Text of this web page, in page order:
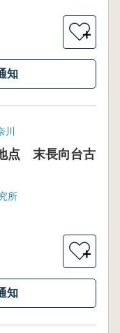
＋
知
川
点 末長向台古
所
＋
知